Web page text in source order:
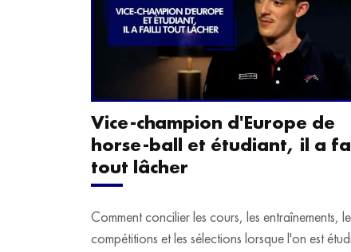
Vice-champion d'Europe de
horse-ball et étudiant, il a
tout lâcher
Comment concilier les cours, les entraînements,
compétitions et les sélections lorsque l'on est